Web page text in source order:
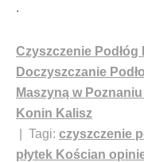
.
Czyszczenie
Doczyszczanie
Maszyną w
Konin Kalisz
| Tagi: czyszczenie
płytek Kościan